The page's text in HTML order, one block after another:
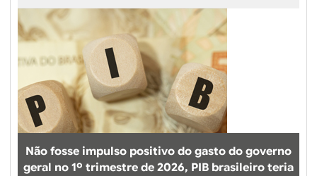
Não fosse impulso positivo do gasto do governo
geral no 1º trimestre de 2026, PIB brasileiro teria